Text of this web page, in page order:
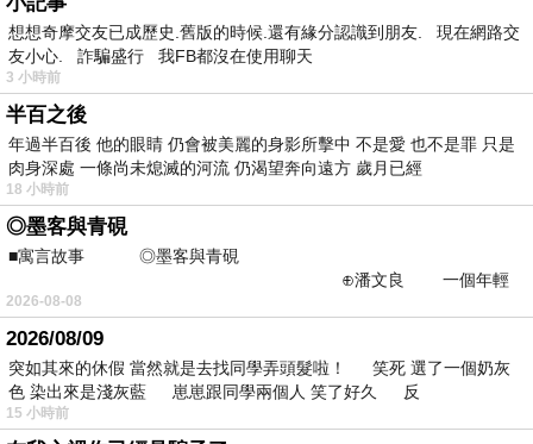
項目
工作服整潔
5
工作帽完整配戴5
正確洗手作業 5
無配戴飾品 5
小計：______ 分
項目
配分得分備註
地面乾淨無積水
5
工作檯面清潔
想想奇摩交友已成歷史.舊版的時候.還有緣分認識到朋友. 現在網路交
友小心. 詐騙盛行 我FB都沒在使用聊天
3 小時前
半百之後
年過半百後 他的眼睛 仍會被美麗的身影所擊中 不是愛 也不是罪 只是
肉身深處 一條尚未熄滅的河流 仍渴望奔向遠方 歲月已經
18 小時前
◎墨客與青硯
■寓言故事 ◎墨客與青硯
⊕潘文良 一個年輕
的墨客，在京城的古玩肆裡
2026-08-08
2026/08/09
突如其來的休假 當然就是去找同學弄頭髮啦！ 笑死 選了一個奶灰
色 染出來是淺灰藍 崽崽跟同學兩個人 笑了好久 反
15 小時前